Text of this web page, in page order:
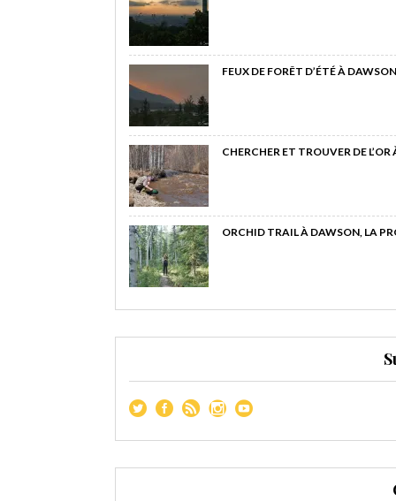
FEUX DE FORÊT D’ÉTÉ À
CHERCHER ET TROUVER DE
ORCHID TRAIL À DAWSON, LA